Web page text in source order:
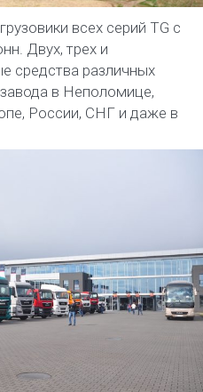
всех серий TG с
Двух, трех и
средства различных
в Неполомице,
России, СНГ и даже в